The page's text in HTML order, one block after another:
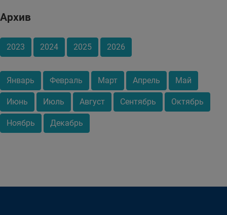
Архив
2023 2024 2025 2026
Январь Февраль Март Апрель Май
Июнь Июль Август Сентябрь Октябрь
Ноябрь Декабрь